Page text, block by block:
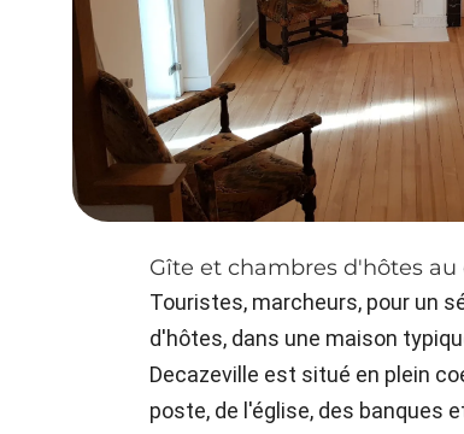
Gîte et chambres d'hôtes
Touristes, marcheurs, pour un
d'hôtes, dans une maison
Decazeville est situé en plein
poste, de l'église, des banques